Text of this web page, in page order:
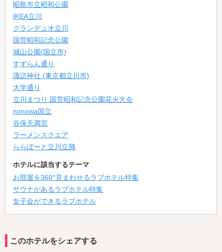
昭島市立昭和公園
IKEA立川
グランデュオ立川
国営昭和記念公園
城山公園(国立市)
すずらん通り
諏訪神社 (東京都立川市)
大学通り
立川まつり 国営昭和記念公園花火大会
nonowa国立
谷保天満宮
ラーメンスクエア
ららぽーと立川立飛
ホテルに該当するテーマ
お部屋を360°見まわせるラブホテル特集
サウナがあるラブホテル特集
女子会ができるラブホテル
このホテルをシェアする